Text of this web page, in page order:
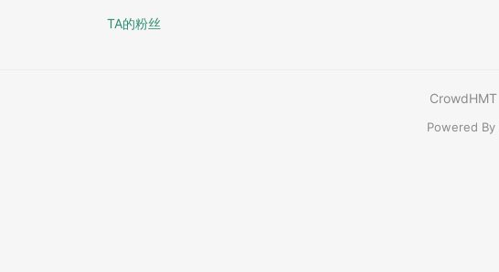
TA的粉丝
CrowdHMT
Powered By